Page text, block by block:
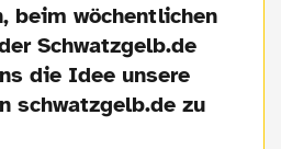
beim wöchentlichen
Schwatzgelb.de
die Idee unsere
schwatzgelb.de zu